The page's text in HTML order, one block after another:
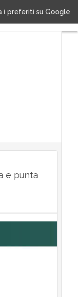
i preferiti su Google
entro il 2020Ultimi
articoli
Tech
e punta